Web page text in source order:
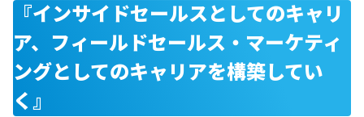
『インサイドセールスとしてのキャリ
ア、フィールドセールス・マーケティ
ングとしてのキャリアを構築してい
く』